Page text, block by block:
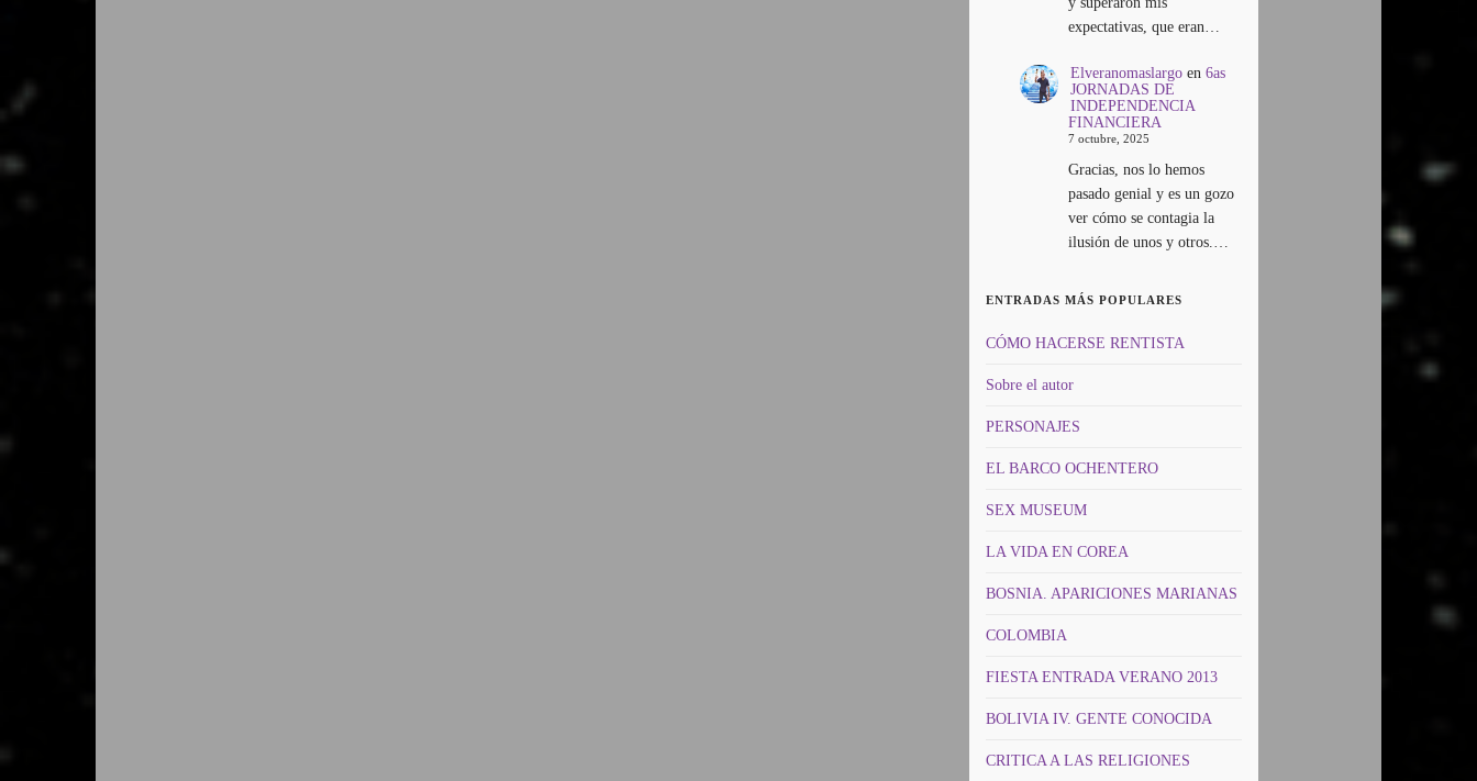
expectativas, que eran…
Elveranomaslargoen 6as
JORNADAS DE
INDEPENDENCIA
FINANCIERA
7 octubre, 2025
Gracias, nos lo hemos
pasado genial y es un gozo
ver cómo se contagia la
ilusión de unos y otros.…
ENTRADAS MÁS POPULARES
CÓMO HACERSE RENTISTA
Sobre el autor
PERSONAJES
EL BARCO OCHENTERO
SEX MUSEUM
LA VIDA EN COREA
BOSNIA. APARICIONES MARIANAS
COLOMBIA
FIESTA ENTRADA VERANO 2013
BOLIVIA IV. GENTE CONOCIDA
CRITICA A LAS RELIGIONES